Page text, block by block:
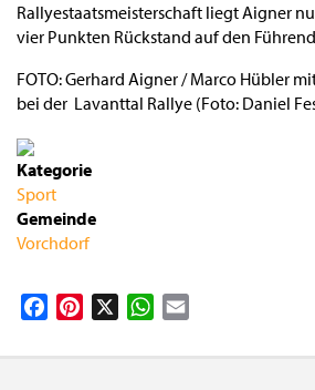
Rallyestaatsmeisterschaft liegt Aigner
vier Punkten Rückstand auf den
FOTO: Gerhard Aigner / Marco Hübler
bei der Lavanttal Rallye (Foto: Daniel
Kategorie
Sport
Gemeinde
Vorchdorf
FacebookPinterest WhatsApp